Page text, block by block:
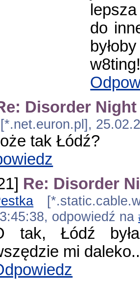
do
Disorder
tak Łódź?
Re: Disorder
odpowiedź na
tak, Łódź
mi